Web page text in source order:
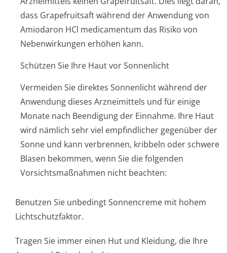
dass Grapefruitsaft während der Anwendung von
Amiodaron HCl medicamentum das Risiko von
Nebenwirkungen erhöhen kann.
Schützen Sie Ihre Haut vor Sonnenlicht
Vermeiden Sie direktes Sonnenlicht während der
Anwendung dieses Arzneimittels und für einige
Monate nach Beendigung der Einnahme. Ihre Haut
wird nämlich sehr viel empfindlicher gegenüber der
Sonne und kann verbrennen, kribbeln oder schwere
Blasen bekommen, wenn Sie die folgenden
Vorsichtsmaßnahmen nicht beachten:
Benutzen Sie unbedingt Sonnencreme mit hohem
Lichtschutzfaktor.
Tragen Sie immer einen Hut und Kleidung, die Ihre